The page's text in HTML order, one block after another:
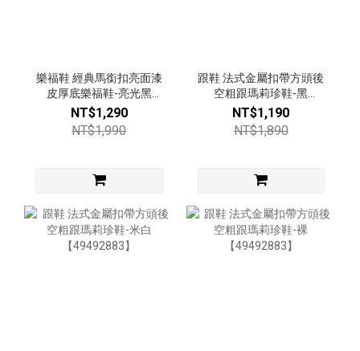
樂福鞋 經典馬銜扣亮面漆
皮厚底樂福鞋-亮光黑
【53616681】
NT$1,290
NT$1,990
跟鞋 法式金屬扣帶方頭後
空粗跟瑪莉珍鞋-黑
【49492883】
NT$1,190
NT$1,890